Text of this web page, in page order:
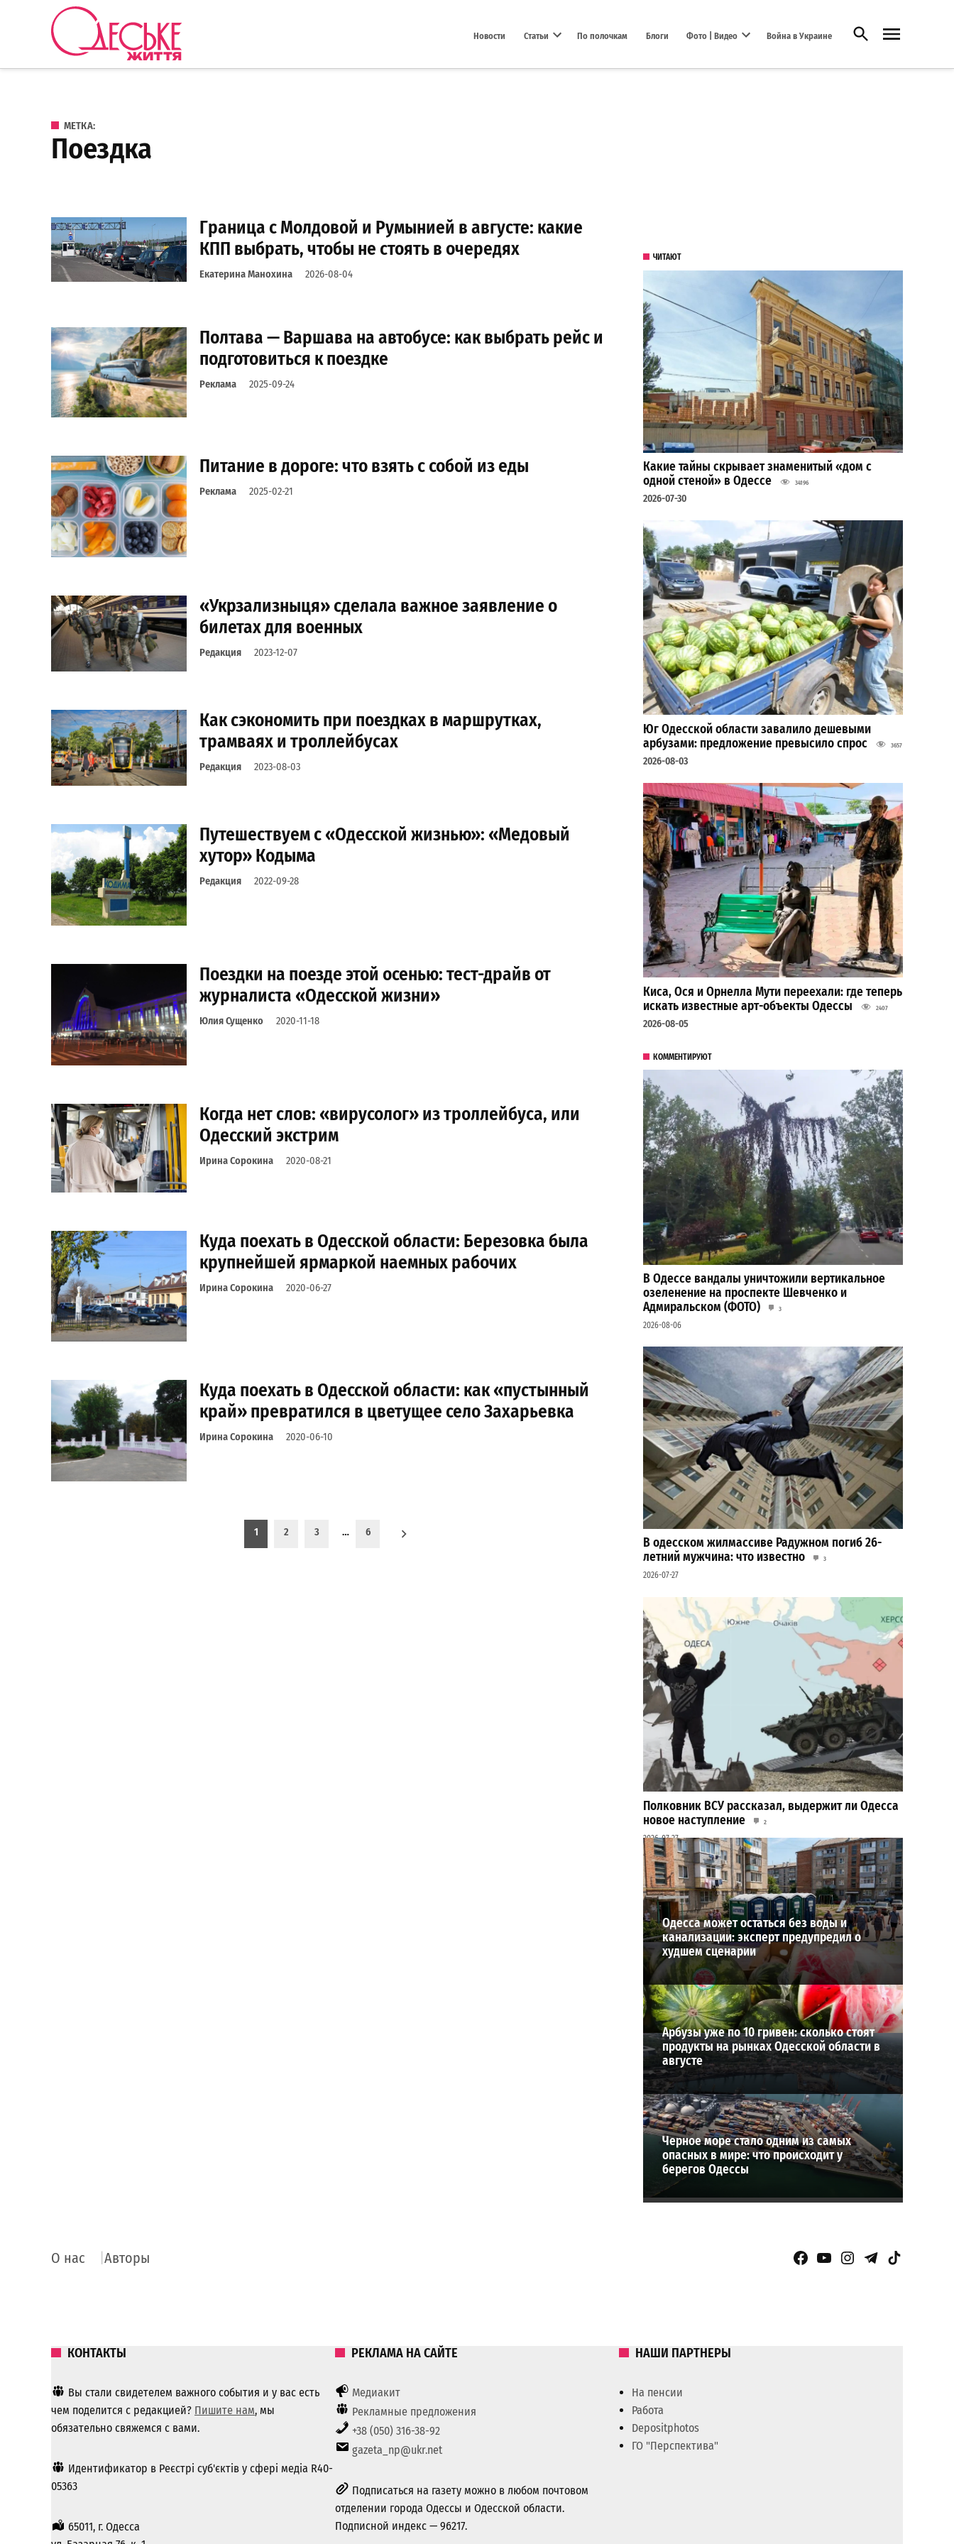
Перейти к содержанию
Новости Статьи По полочкам Блоги Фото | Видео Война в Украине Открыть поиск
МЕТКА:
поездка
Граница с Молдовой и Румынией в августе: какие
КПП выбрать, чтобы не стоять в очередях
Екатерина Манохина 2026-08-04
Полтава — Варшава на автобусе: как выбрать рейс и
подготовиться к поездке
Реклама 2025-09-24
Питание в дороге: что взять с собой из еды
Реклама 2025-02-21
«Укрзализныця» сделала важное заявление о
билетах для военных
Редакция 2023-12-07
Как сэкономить при поездках в маршрутках,
трамваях и троллейбусах
Редакция 2023-08-03
Путешествуем с «Одесской жизнью»: «Медовый
хутор» Кодыма
Редакция 2022-09-28
Поездки на поезде этой осенью: тест-драйв от
журналиста «Одесской жизни»
Юлия Сущенко 2020-11-18
Когда нет слов: «вирусолог» из троллейбуса, или
Одесский экстрим
Ирина Сорокина 2020-08-21
Куда поехать в Одесской области: Березовка была
крупнейшей ярмаркой наемных рабочих
Ирина Сорокина 2020-06-27
Куда поехать в Одесской области: как «пустынный
край» превратился в цветущее село Захарьевка
Ирина Сорокина 2020-06-10
1 2 3 … 6
ЧИТАЮТ
Какие тайны скрывает знаменитый «дом с
одной стеной» в Одессе
34196
2026-07-30
Юг Одесской области завалило дешевыми
арбузами: предложение превысило спрос
3657
2026-08-03
Киса, Ося и Орнелла Мути переехали: где теперь
искать известные арт-объекты Одессы
2407
2026-08-05
КОММЕНТИРУЮТ
В Одессе вандалы уничтожили вертикальное
озеленение на проспекте Шевченко и
Адмиральском (ФОТО)
3
2026-08-06
В одесском жилмассиве Радужном погиб 26-
летний мужчина: что известно
3
2026-07-27
Полковник ВСУ рассказал, выдержит ли Одесса
новое наступление
2
2026-07-27
ВИБОР РЕДАКЦИИ
Одесса может остаться без воды и
канализации: эксперт предупредил о
худшем сценарии
Арбузы уже по 10 гривен: сколько стоят
продукты на рынках Одесской области в
августе
Черное море стало одним из самых
опасных в мире: что происходит у
берегов Одессы
О нас Авторы Facebook Page
YouTubeInstagram
Telegram
TikTok
КОНТАКТЫ
Вы стали свидетелем важного события и у вас есть
чем поделится с редакцией? Пишите нам, мы
обязательно свяжемся с вами.
Идентификатор в Реєстрі суб'єктів у сфері медіа R40-
05363
65011, г. Одесса
РЕКЛАМА НА САЙТЕ
Медиакит
Рекламные предложения
+38 (050) 316-38-92
gazeta_np@ukr.net
Подписаться на газету можно в любом почтовом
отделении города Одессы и Одесской области.
Подписной индекс — 96217.
НАШИ ПАРТНЕРЫ
На пенсии
Работа
Depositphotos
ГО "Перспектива"